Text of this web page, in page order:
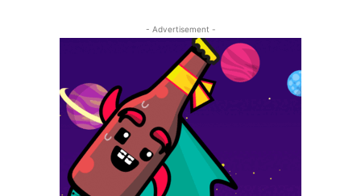
- Advertisement -